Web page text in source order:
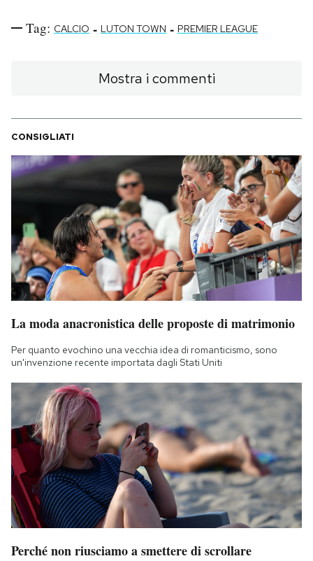
Tag: CALCIO - LUTON TOWN - PREMIER LEAGUE
Mostra i commenti
CONSIGLIATI
La moda anacronistica delle proposte di matrimonio
Per quanto evochino una vecchia idea di romanticismo, sono
un'invenzione recente importata dagli Stati Uniti
Perché non riusciamo a smettere di scrollare